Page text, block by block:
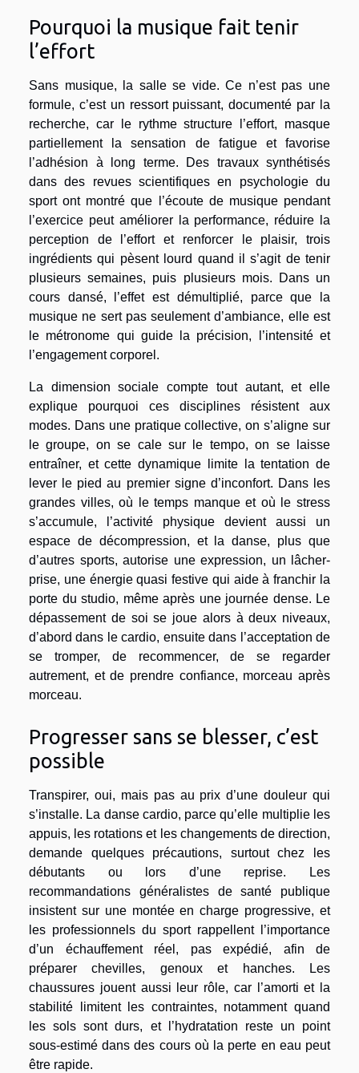
Pourquoi la musique fait tenir
l’effort
Sans musique, la salle se vide. Ce n’est pas une
formule, c’est un ressort puissant, documenté par la
recherche, car le rythme structure l’effort, masque
partiellement la sensation de fatigue et favorise
l’adhésion à long terme. Des travaux synthétisés
dans des revues scientifiques en psychologie du
sport ont montré que l’écoute de musique pendant
l’exercice peut améliorer la performance, réduire la
perception de l’effort et renforcer le plaisir, trois
ingrédients qui pèsent lourd quand il s’agit de tenir
plusieurs semaines, puis plusieurs mois. Dans un
cours dansé, l’effet est démultiplié, parce que la
musique ne sert pas seulement d’ambiance, elle est
le métronome qui guide la précision, l’intensité et
l’engagement corporel.
La dimension sociale compte tout autant, et elle
explique pourquoi ces disciplines résistent aux
modes. Dans une pratique collective, on s’aligne sur
le groupe, on se cale sur le tempo, on se laisse
entraîner, et cette dynamique limite la tentation de
lever le pied au premier signe d’inconfort. Dans les
grandes villes, où le temps manque et où le stress
s’accumule, l’activité physique devient aussi un
espace de décompression, et la danse, plus que
d’autres sports, autorise une expression, un lâcher-
prise, une énergie quasi festive qui aide à franchir la
porte du studio, même après une journée dense. Le
dépassement de soi se joue alors à deux niveaux,
d’abord dans le cardio, ensuite dans l’acceptation de
se tromper, de recommencer, de se regarder
autrement, et de prendre confiance, morceau après
morceau.
Progresser sans se blesser, c’est
possible
Transpirer, oui, mais pas au prix d’une douleur qui
s’installe. La danse cardio, parce qu’elle multiplie les
appuis, les rotations et les changements de direction,
demande quelques précautions, surtout chez les
débutants ou lors d’une reprise. Les
recommandations généralistes de santé publique
insistent sur une montée en charge progressive, et
les professionnels du sport rappellent l’importance
d’un échauffement réel, pas expédié, afin de
préparer chevilles, genoux et hanches. Les
chaussures jouent aussi leur rôle, car l’amorti et la
stabilité limitent les contraintes, notamment quand
les sols sont durs, et l’hydratation reste un point
sous-estimé dans des cours où la perte en eau peut
être rapide.